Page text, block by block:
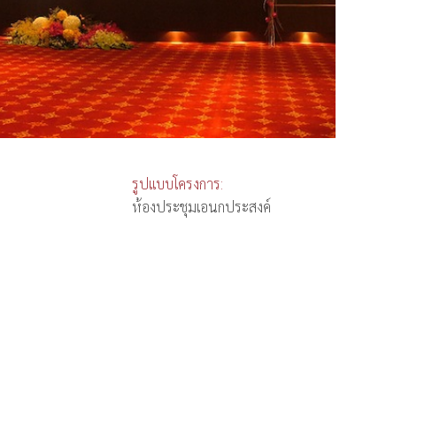
รูปแบบโครงการ:
ห้องประชุมเอนกประสงค์